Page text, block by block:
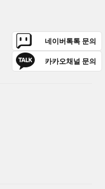
네이버톡톡 문의
카카오채널 문의